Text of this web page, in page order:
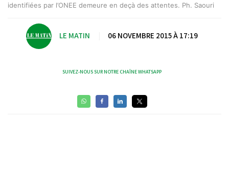
identifiées par l’ONEE demeure en deçà des attentes. Ph. Saouri
LE MATIN 06 NOVEMBRE 2015 À 17:19
SUIVEZ-NOUS SUR NOTRE CHAÎNE WHATSAPP